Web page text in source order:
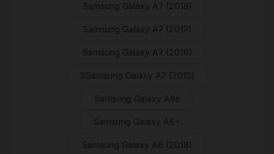
Samsung Galaxy A7 (2018)
Samsung Galaxy A7 (2017)
Samsung Galaxy A7 (2016)
SSamsung Galaxy A7 (2015)
Samsung Galaxy A6s
Samsung Galaxy A6+
Samsung Galaxy A6 (2018)